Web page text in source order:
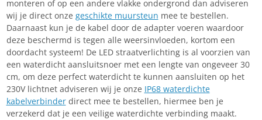
monteren of op een andere vlakke ondergrond dan adviseren
wij je direct onze geschikte muursteun mee te bestellen.
Daarnaast kun je de kabel door de adapter voeren waardoor
deze beschermd is tegen alle weersinvloeden, kortom een
doordacht systeem! De LED straatverlichting is al voorzien van
een waterdicht aansluitsnoer met een lengte van ongeveer 30
cm, om deze perfect waterdicht te kunnen aansluiten op het
230V lichtnet adviseren wij je onze IP68 waterdichte
kabelverbinderdirect mee te bestellen, hiermee ben je
verzekerd dat je een veilige waterdichte verbinding maakt.